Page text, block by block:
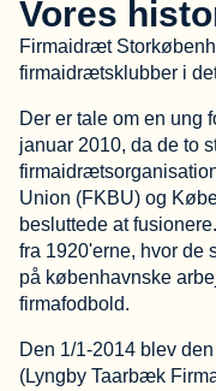
Vores
Firmaidræt
firmaidrætsklubber i
Der er tale om en ung
januar 2010, da de to
Union (FKBU) og
besluttede at
fra 1920'erne, hvor de
på københavnske
firmafodbold.
Den 1/1-2014 blev
(Lyngby Taarbæk